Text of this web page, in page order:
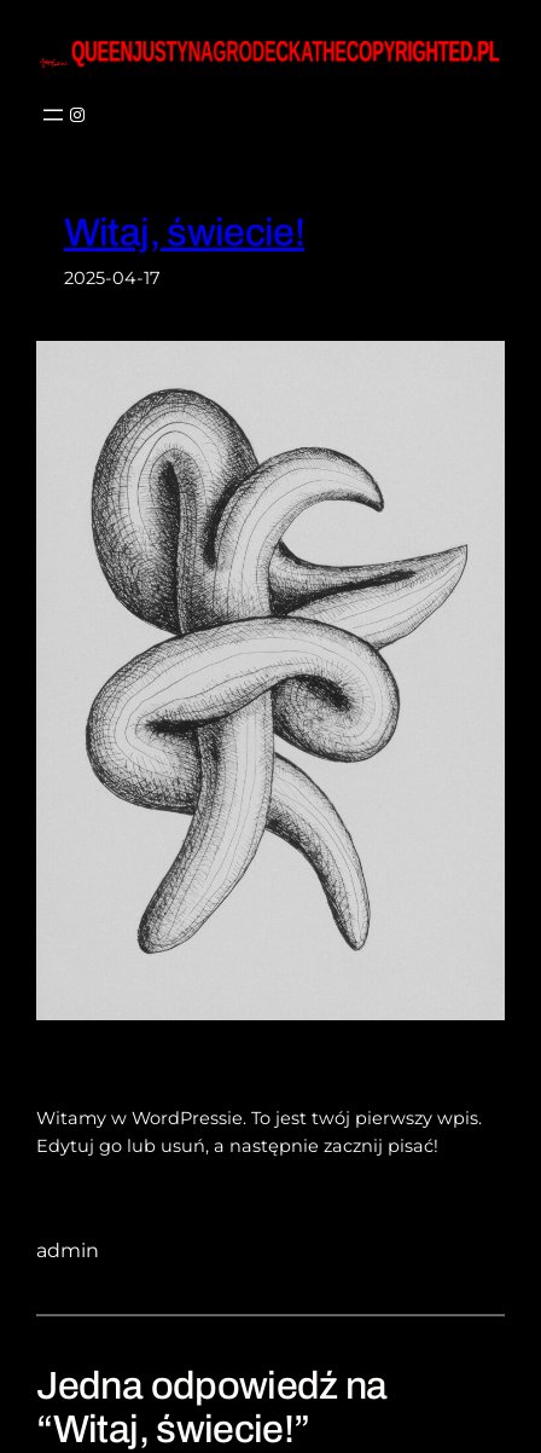
Instagram
Witaj, świecie!
2025-04-17
Witamy w WordPressie. To jest twój pierwszy wpis.
Edytuj go lub usuń, a następnie zacznij pisać!
admin
Jedna odpowiedź na
“Witaj, świecie!”